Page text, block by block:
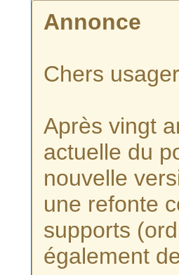
Annonce
Chers
Après vingt
actuelle du
nouvelle
une refonte
supports
également